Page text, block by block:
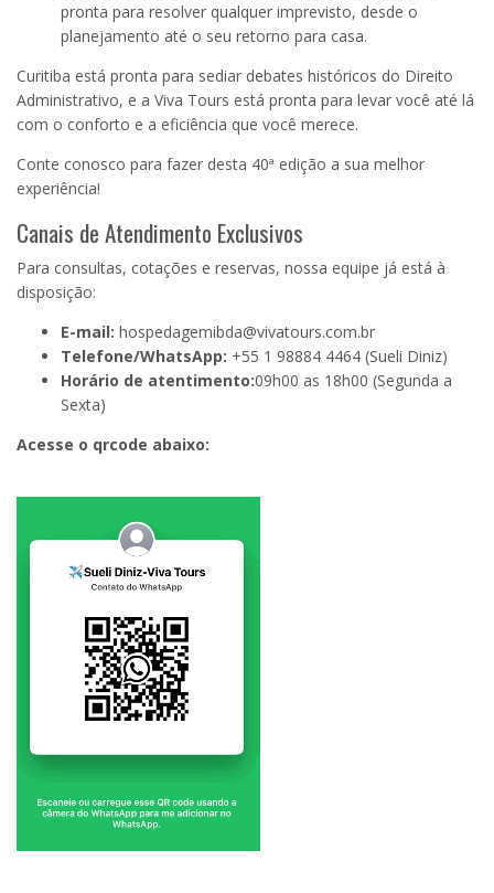
pronta para resolver qualquer imprevisto, desde o
planejamento até o seu retorno para casa.
Curitiba está pronta para sediar debates históricos do Direito
Administrativo, e a Viva Tours está pronta para levar você até lá
com o conforto e a eficiência que você merece.
Conte conosco para fazer desta 40ª edição a sua melhor
experiência!
Canais de Atendimento Exclusivos
Para consultas, cotações e reservas, nossa equipe já está à
disposição:
E-mail: hospedagemibda@vivatours.com.br
Telefone/WhatsApp: +55 1 98884 4464 (Sueli Diniz)
Horário de atentimento:09h00 as 18h00 (Segunda a
Sexta)
Acesse o qrcode abaixo: